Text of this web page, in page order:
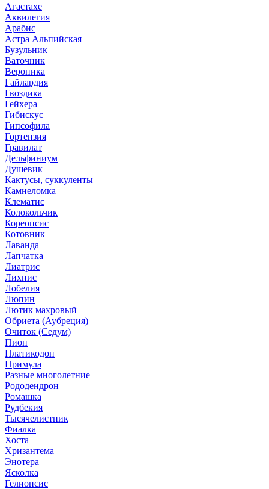
Агастахе
Аквилегия
Арабис
Астра Альпийская
Бузульник
Ваточник
Вероника
Гайлардия
Гвоздика
Гейхера
Гибискус
Гипсофила
Гортензия
Гравилат
Дельфиниум
Душевик
Кактусы, суккуленты
Камнеломка
Клематис
Колокольчик
Кореопсис
Котовник
Лаванда
Лапчатка
Лиатрис
Лихнис
Лобелия
Люпин
Лютик махровый
Обриета (Аубреция)
Очиток (Седум)
Пион
Платикодон
Примула
Разные многолетние
Рододендрон
Ромашка
Рудбекия
Тысячелистник
Фиалка
Хоста
Хризантема
Энотера
Ясколка
Гелиопсис